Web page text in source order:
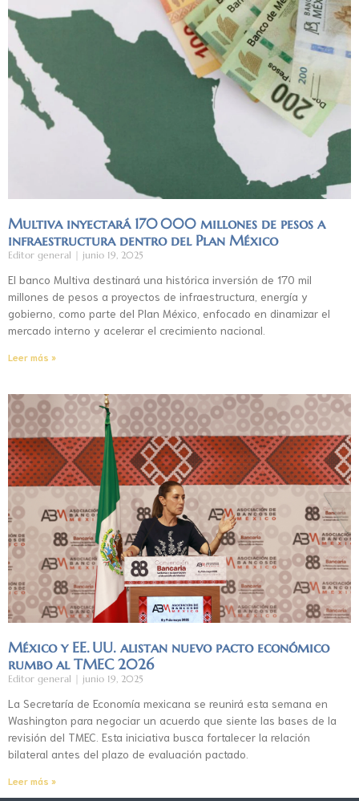
Multiva inyectará 170 000 millones de pesos a
infraestructura dentro del Plan México
Editor general junio 19, 2025
El banco Multiva destinará una histórica inversión de 170 mil
millones de pesos a proyectos de infraestructura, energía y
gobierno, como parte del Plan México, enfocado en dinamizar el
mercado interno y acelerar el crecimiento nacional.
Leer más »
México y EE. UU. alistan nuevo pacto económico
rumbo al TMEC 2026
Editor general junio 19, 2025
La Secretaría de Economía mexicana se reunirá esta semana en
Washington para negociar un acuerdo que siente las bases de la
revisión del TMEC. Esta iniciativa busca fortalecer la relación
bilateral antes del plazo de evaluación pactado.
Leer más »